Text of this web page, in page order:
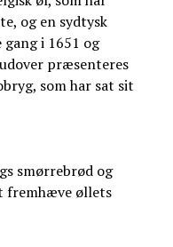
og en sydtysk
i 1651 og
præsenteres
som har sat sit
smørrebrød og
fremhæve øllets